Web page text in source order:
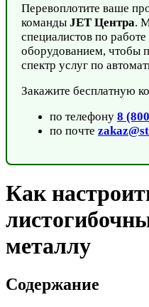
Перевоплотите ваше
команды JET Центра.
специалистов по
оборудованием, чтобы
спектр услуг по
Закажите бесплатную
по телефону 8
по почте
Как
металлу
Содержание